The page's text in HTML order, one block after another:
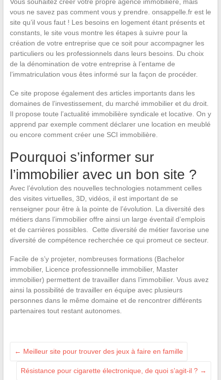
vous ne savez pas comment vous y prendre. onsappelle.frest le
site qu’il vous faut ! Les besoins en logement étant présents et
constants, le site vous montre les étapes à suivre pour la
création de votre entreprise que ce soit pour accompagner les
particuliers ou les professionnels dans leurs besoins. Du choix
de la dénomination de votre entreprise à l’entame de
l’immatriculation vous êtes informé sur la façon de procéder.
Ce site propose également des articles importants dans les
domaines de l’investissement, du marché immobilier et du droit.
Il propose toute l’actualité immobilière syndicale et locative. On y
apprend par exemple comment déclarer une location en meublé
ou encore comment créer une SCI immobilière.
Pourquoi s’informer sur
l’immobilier avec un bon site ?
Avec l’évolution des nouvelles technologies notamment celles
des visites virtuelles, 3D, vidéos, il est important de se
renseigner pour être à la pointe de l’évolution. La diversité des
métiers dans l’immobilier offre ainsi un large éventail d’emplois
et de carrières possibles. Cette diversité de métier favorise une
diversité de compétence recherchée ce qui promeut ce secteur.
Facile de s’y projeter, nombreuses formations (Bachelor
immobilier, Licence professionnelle immobilier, Master
immobilier) permettent de travailler dans l’immobilier. Vous avez
ainsi la possibilité de travailler en équipe avec plusieurs
personnes dans le même domaine et de rencontrer différents
partenaires tout restant autonomes.
← Meilleur site pour trouver des jeux à faire en famille
Résistance pour cigarette électronique, de quoi s’agit-il ? →